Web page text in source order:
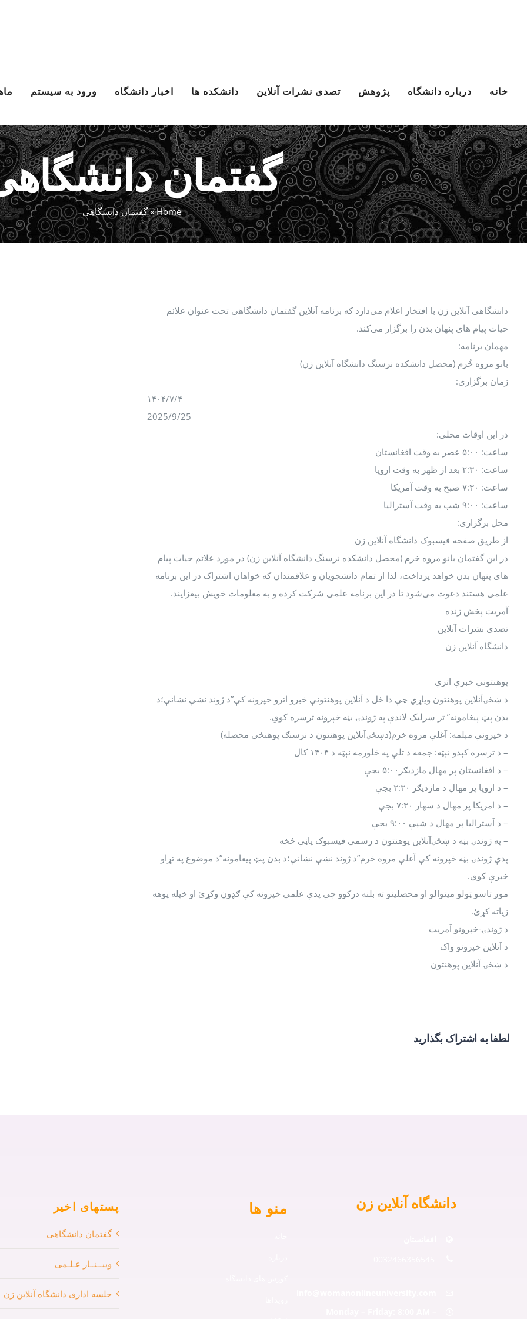
خانه درباره دانشگاه پژوهش تصدی نشرات آنلاین دانشکده ها اخبار دانشگاه ورود به سیستم
گفتمان
Home
»گفتمان دانشگاهی
دانشگاهی آنلاین زن با افتخار اعلام می‌دارد که برنامه آنلاین گفتمان دانشگاهی تحت عنوان علائم
حیات پیام های پنهان بدن را برگزار می‌کند.
مهمان برنامه:
بانو مروه خُرم (محصل دانشکده نرسنگ دانشگاه آنلاین زن)
زمان برگزاری:
۱۴۰۴/۷/۴
2025/9/25
در این اوقات محلی:
ساعت: ۵:۰۰ عصر به وقت افغانستان
ساعت: ۲:۳۰ بعد از ظهر به وقت اروپا
ساعت: ۷:۳۰ صبح به وقت آمریکا
ساعت: ۹:۰۰ شب به وقت آسترالیا
محل برگزاری:
از طریق صفحه فیسبوک دانشگاه آنلاین زن
در این گفتمان بانو مروه خرم (محصل دانشکده نرسنگ دانشگاه آنلاین زن) در مورد علائم حیات پیام
های پنهان بدن خواهد پرداخت، لذا از تمام دانشجویان و علاقمندان که خواهان اشتراک در این برنامه
علمی هستند دعوت می‌شود تا در این برنامه علمی شرکت کرده و به معلومات خویش بیفزایند.
آمریت پخش زنده
تصدی نشرات آنلاین
دانشگاه آنلاین زن
پوهنتونې خبرې اترې
د ښځۍآنلاین پوهنتون ویاړي چې دا ځل د آنلاین پوهنتونې خبرو اترو خپرونه کې”د ژوند نښې نښانې؛د
بدن پټ پیغامونه” تر سرلیک لاندې په ژوندۍ بڼه خپرونه ترسره کوي.
د خپرونې مېلمه: آغلې مروه خرم(دښځۍآنلاین پوهنتون د نرسنګ پوهنځی محصله)
– د ترسره کېدو نېټه: جمعه د تلې په څلورمه نېټه د ١۴۰۴ کال
– د افغانستان پر مهال مازدیګر۵:٠٠ بجې
– د اروپا پر مهال د مازدیګر ۲:۳۰ بجې
– د امریکا پر مهال د سهار ۷:۳۰ بجې
– د آسترالیا پر مهال د شپې ۹:۰۰ بجې
– په ژوندۍ بڼه د ښځۍآنلاین پوهنتون د رسمي فیسبوک پاڼې څخه
پدې ژوندۍ بڼه خپرونه کې آغلې مروه خرم”د ژوند نښې نښانې؛د بدن پټ پیغامونه”د موضوع په تړاو
خبرې کوي.
موږ تاسو ټولو مینوالو او محصلینو ته بلنه درکوو چې پدې علمي خپرونه کې ګډون وکړئ او خپله پوهه
زیاته کړئ.
د ژوندۍ-خپرونو آمریت
د آنلاین خپرونو واک
د ښځۍ آنلاین پوهنتون
لطفا به اشتراک بگذارید
دانشگاه آنلاین زن منو ها پستهای اخیر
گفتمان دانشگاهی
ویبــنــار عـلـمی
جلسه اداری دانشگاه آنلاین زن